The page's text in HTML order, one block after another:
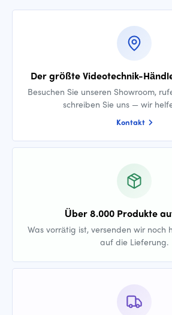
Der größte Videotechnik-
Besuchen Sie unseren Showroom,
schreiben Sie uns — wir
Kontakt
Über 8.000 Produkte
Was vorrätig ist, versenden wir noch
auf die Lieferung.